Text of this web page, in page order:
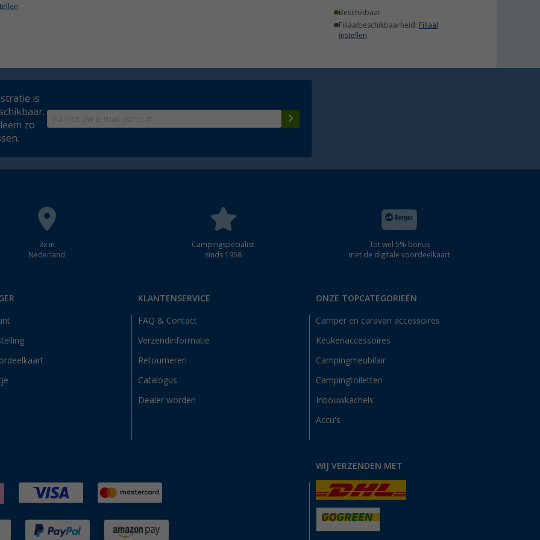
Beschikbaar
Filiaalbeschikbaarheid: Filiaal
instellen
is
zo
3x in
Nederland
Campingspecialist
sinds 1958
Tot wel 5% bonus
met de digitale voordeelkaart
KLANTENSERVICE
FAQ & Contact
Verzendinformatie
Retourneren
Catalogus
Dealer worden
ONZE TOPCATEGORIEËN
Camper en caravan accessoires
Keukenaccessoires
Campingmeubilair
Campingtoiletten
Inbouwkachels
Accu's
WIJ VERZENDEN MET